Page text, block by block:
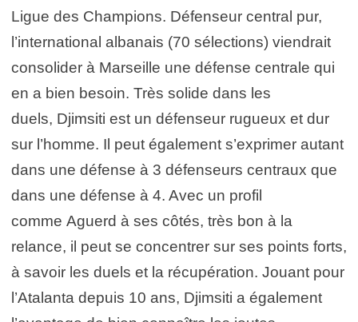
Ligue des Champions. Défenseur central pur,
l’international albanais (70 sélections) viendrait
consolider à Marseille une défense centrale qui
en a bien besoin. Très solide dans les
duels, Djimsiti est un défenseur rugueux et dur
sur l’homme. Il peut également s’exprimer autant
dans une défense à 3 défenseurs centraux que
dans une défense à 4. Avec un profil
comme Aguerd à ses côtés, très bon à la
relance, il peut se concentrer sur ses points forts,
à savoir les duels et la récupération. Jouant pour
l’Atalanta depuis 10 ans, Djimsiti a également